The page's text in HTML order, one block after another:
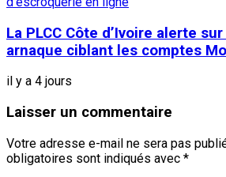
La PLCC Côte d’Ivoire alerte
arnaque ciblant les comptes
il y a 4 jours
Laisser un commentaire
Votre adresse e-mail ne sera pas
obligatoires sont indiqués avec *